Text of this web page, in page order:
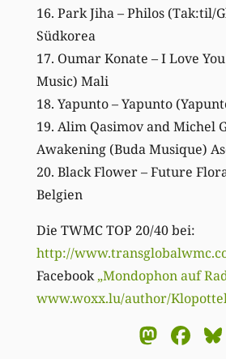
16. Park Jiha – Philos (Tak:til/
Südkorea
17. Oumar Konate – I Love
Music) Mali
18. Yapunto – Yapunto
19. Alim Qasimov and Michel
Awakening (Buda Musique)
20. Black Flower – Future
Belgien
Die TWMC TOP 20/40 bei:
http://
Facebook„Mondophon auf
www.woxx.lu/author/